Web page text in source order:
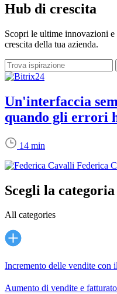
Hub di crescita
Scopri le ultime innovazioni
crescita della tua azienda.
Un'interfaccia
quando gli errori
14 min
Federica
Scegli la
All categories
Incremento delle vendite con
Aumento di vendite e fatturato